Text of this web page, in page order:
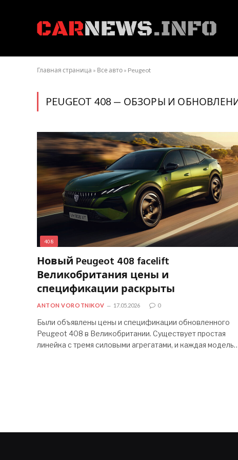
Главная страница » Все авто » Peugeot
PEUGEOT 408 — ОБЗОРЫ И
408
Новый Peugeot 408 facelift
Великобритания цены и
спецификации раскрыты
ANTON VOROTNIKOV 17.05.2026 0
Были объявлены цены и спецификации обновленного
Peugeot 408 в Великобритании. Существует простая
линейка с тремя силовыми агрегатами, и каждая